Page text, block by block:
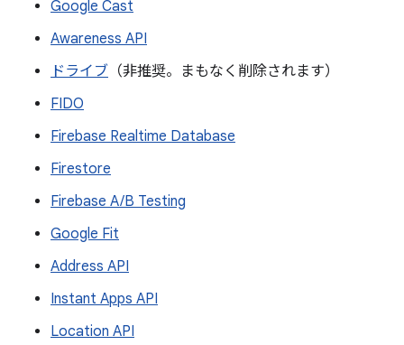
Google Cast
Awareness API
ドライブ （非推奨。まもなく削除されます）
FIDO
Firebase Realtime Database
Firestore
Firebase A/B Testing
Google Fit
Address API
Instant Apps API
Location API